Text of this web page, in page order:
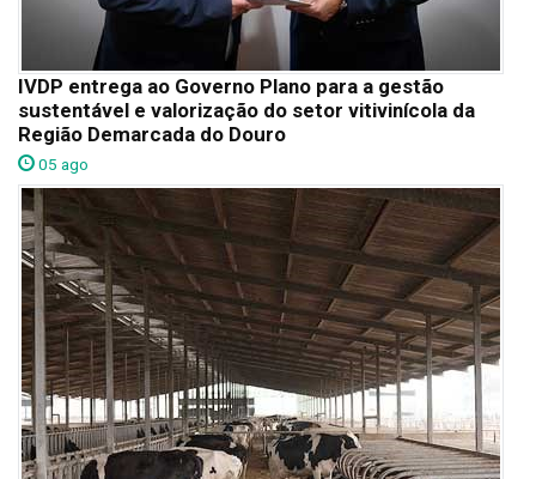
IVDP entrega ao Governo Plano para a gestão
sustentável e valorização do setor vitivinícola da
Região Demarcada do Douro
05 ago